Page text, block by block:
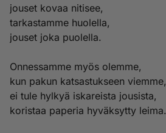
jouset kovaa nitisee,
tarkastamme huolella,
jouset joka puolella.
Onnessamme myös olemme,
kun pakun katsastukseen viemme,
ei tule hylkyä iskareista jousista,
koristaa paperia hyväksytty leima.